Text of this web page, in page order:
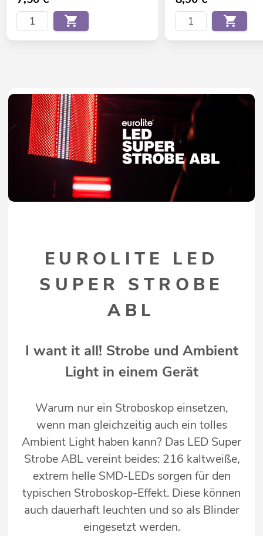
EUROLITE LED
SUPER STROBE
ABL
I want it all! Strobe und Ambient
Light in einem Gerät
Warum nur ein Stroboskop einsetzen,
wenn man gleichzeitig auch ein tolles
Ambient Light haben kann? Das LED Super
Strobe ABL vereint beides: 216 kaltweiße,
extrem helle SMD-LEDs sorgen für den
typischen Stroboskop-Effekt. Diese können
auch dauerhaft leuchten und so als Blinder
eingesetzt werden.